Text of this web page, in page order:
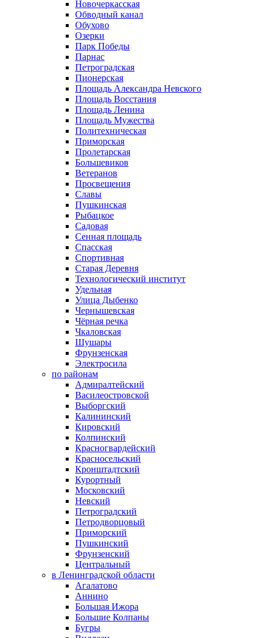
Новочеркасская
Обводный канал
Обухово
Озерки
Парк Победы
Парнас
Петроградская
Пионерская
Площадь Александра Невского
Площадь Восстания
Площадь Ленина
Площадь Мужества
Политехническая
Приморская
Пролетарская
Большевиков
Ветеранов
Просвещения
Славы
Пушкинская
Рыбацкое
Садовая
Сенная площадь
Спасская
Спортивная
Старая Деревня
Технологический институт
Удельная
Улица Дыбенко
Чернышевская
Чёрная речка
Чкаловская
Шушары
Фрунзенская
Электросила
по районам
Адмиралтейский
Василеостровской
Выборгский
Калининский
Кировский
Колпинский
Красногвардейский
Красносельский
Кронштадтский
Курортный
Московский
Невский
Петроградский
Петродворцовый
Приморский
Пушкинский
Фрунзенский
Центральный
в Ленинградской области
Агалатово
Аннино
Большая Ижора
Большие Колпаны
Бугры